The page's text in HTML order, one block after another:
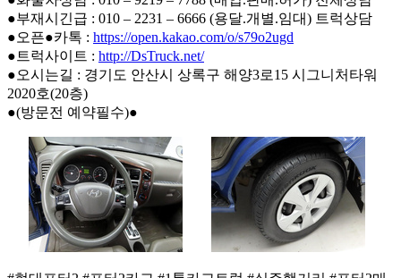
●부재시긴급 : 010 – 2231 – 6666 (용달.개별.임대) 트럭상담
●오픈●카톡 : https://open.kakao.com/o/s79o2ugd
●트럭사이트 : http://DsTruck.net/
●오시는길 : 경기도 안산시 상록구 해양3로15 시그니처타워
2020호(20층)
●(방문전 예약필수)●